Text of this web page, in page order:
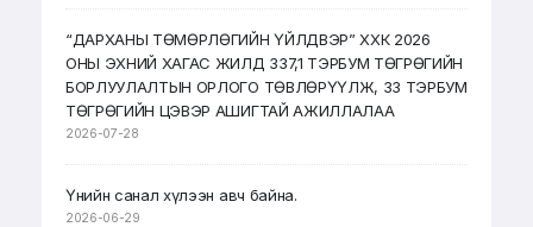
“ДАРХАНЫ ТӨМӨРЛӨГИЙН ҮЙЛДВЭР” ХХК 2026
ОНЫ ЭХНИЙ ХАГАС ЖИЛД 337,1 ТЭРБУМ ТӨГРӨГИЙН
БОРЛУУЛАЛТЫН ОРЛОГО ТӨВЛӨРҮҮЛЖ, 33 ТЭРБУМ
ТӨГРӨГИЙН ЦЭВЭР АШИГТАЙ АЖИЛЛАЛАА
2026-07-28
Үнийн санал хүлээн авч байна.
2026-06-29